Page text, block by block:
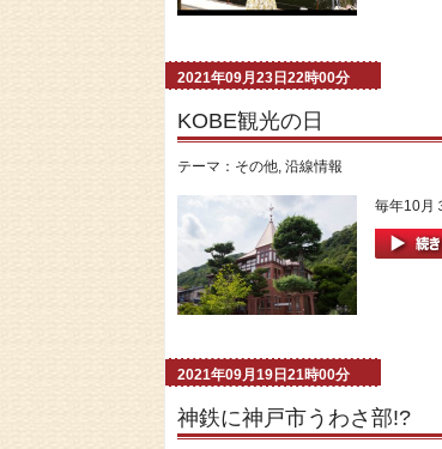
2021年09月23日22時00分
KOBE観光の日
テーマ： その他, 沿線情報
毎年10月
2021年09月19日21時00分
神鉄に神戸市うわさ部!?